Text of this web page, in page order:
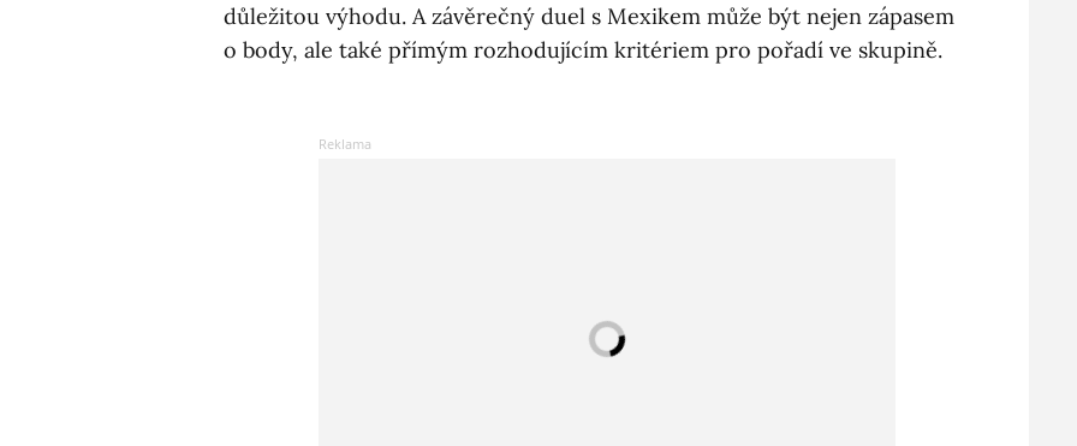
důležitou výhodu. A závěrečný duel s Mexikem může být nejen zápasem
o body, ale také přímým rozhodujícím kritériem pro pořadí ve skupině.